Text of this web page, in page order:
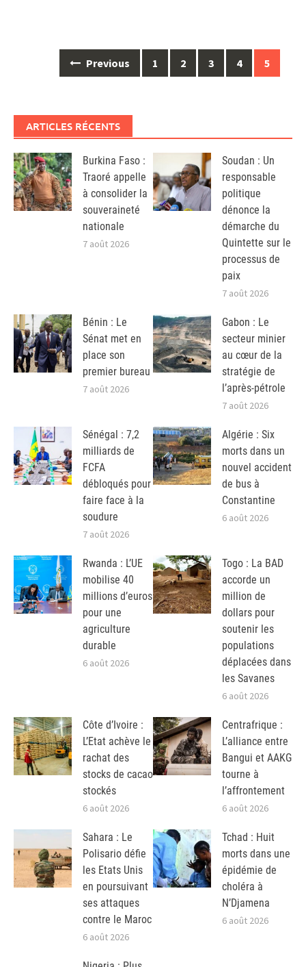
navigation
Previous 1 2 3 4 5
ARTICLES RÉCENTS
Burkina Faso :
Traoré appelle
à consolider la
souveraineté
nationale
7 août 2026
Soudan : Un
responsable
politique
dénonce la
démarche du
Quintette sur le
processus de
paix
7 août 2026
Bénin : Le
Sénat met en
place son
premier bureau
7 août 2026
Gabon : Le
secteur minier
au cœur de la
stratégie de
l’après-pétrole
7 août 2026
Sénégal : 7,2
milliards de
FCFA
débloqués pour
faire face à la
soudure
7 août 2026
Algérie : Six
morts dans un
nouvel accident
de bus à
Constantine
6 août 2026
Rwanda : L’UE
mobilise 40
millions d’euros
pour une
agriculture
durable
6 août 2026
Togo : La BAD
accorde un
million de
dollars pour
soutenir les
populations
déplacées dans
les Savanes
6 août 2026
Côte d’Ivoire :
L’Etat achève le
rachat des
stocks de cacao
stockés
6 août 2026
Centrafrique :
L’alliance entre
Bangui et AAKG
tourne à
l’affrontement
6 août 2026
Sahara : Le
Polisario défie
les Etats Unis
en poursuivant
ses attaques
contre le Maroc
6 août 2026
Tchad : Huit
morts dans une
épidémie de
choléra à
N’Djamena
6 août 2026